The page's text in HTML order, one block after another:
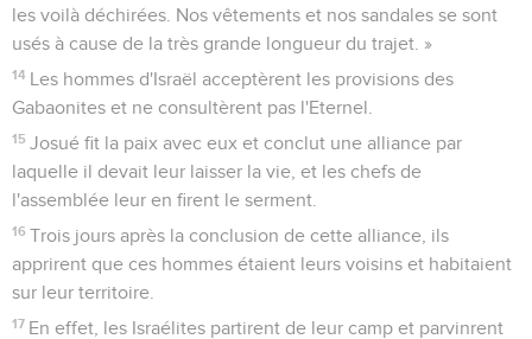
les voilà déchirées. Nos vêtements et nos sandales se sont
usés à cause de la très grande longueur du trajet. »
14 Les hommes d'Israël acceptèrent les provisions des
Gabaonites et ne consultèrent pas l'Eternel.
15 Josué fit la paix avec eux et conclut une alliance par
laquelle il devait leur laisser la vie, et les chefs de
l'assemblée leur en firent le serment.
16 Trois jours après la conclusion de cette alliance, ils
apprirent que ces hommes étaient leurs voisins et habitaient
sur leur territoire.
17 En effet, les Israélites partirent de leur camp et parvinrent